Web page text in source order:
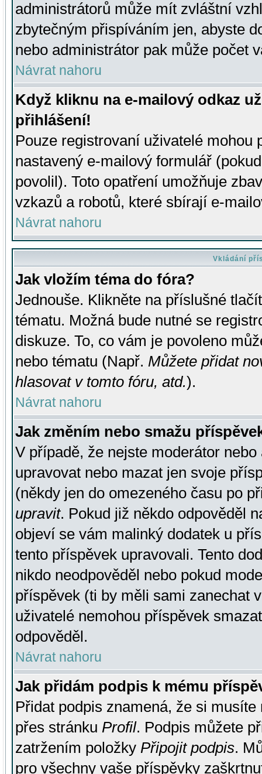
administrátorů může mít zvláštní
zbytečným přispíváním jen, abyste
nebo administrátor pak může počet
Návrat nahoru
Když kliknu na e-mailový odkaz
přihlášení!
Pouze registrovaní uživatelé mohou
nastavený e-mailový formulář
povolil). Toto opatření umožňuje
vzkazů a robotů, které sbírají e-
Návrat nahoru
Vkládání
Jak vložím téma do fóra?
Jednouše. Klikněte na příslušné
tématu. Možná bude nutné se
diskuze. To, co vám je povoleno
nebo tématu (Např. Můžete přidat
hlasovat v tomto fóru, atd.).
Návrat nahoru
Jak změním nebo smažu
V případě, že nejste moderátor
upravovat nebo mazat jen svoje
(někdy jen do omezeného času po
upravit. Pokud již někdo odpověděl
objeví se vám malinký dodatek u
tento příspěvek upravovali. Tento
nikdo neodpověděl nebo pokud
příspěvek (ti by měli sami zanechat
uživatelé nemohou příspěvek
odpověděl.
Návrat nahoru
Jak přidám podpis k mému
Přidat podpis znamená, že si
přes stránku Profil. Podpis můžete
zatržením položky Připojit podpis.
pro všechny vaše příspěvky